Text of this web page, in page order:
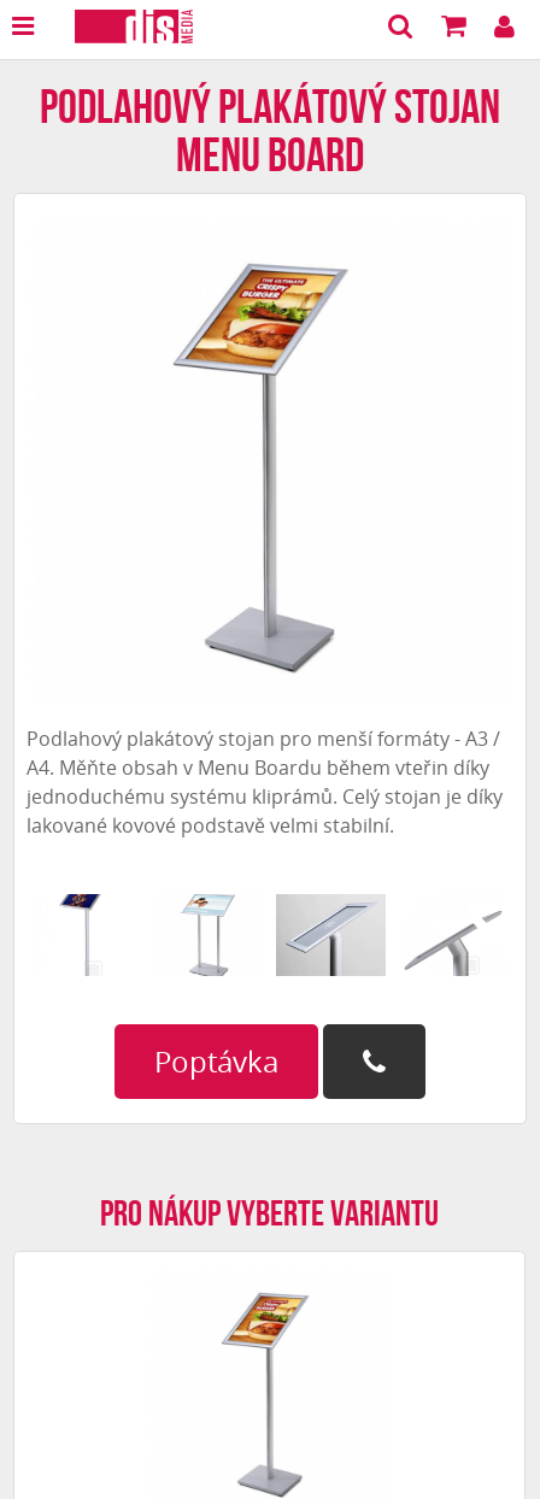
Podlahový plakátový stojan
Menu board
Podlahový plakátový stojan pro menší formáty - A3 /
A4. Měňte obsah v Menu Boardu během vteřin díky
jednoduchému systému kliprámů. Celý stojan je díky
lakované kovové podstavě velmi stabilní.
Poptávka
Pro nákup vyberte variantu